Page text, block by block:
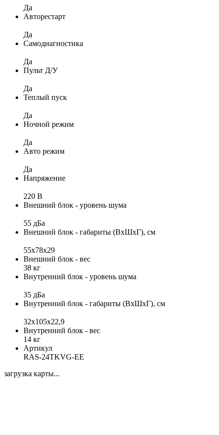
Да
Авторестарт
Да
Самодиагностика
Да
Пульт Д/У
Да
Теплый пуск
Да
Ночной режим
Да
Авто режим
Да
Напряжение
220 В
Внешний блок - уровень шума
55 дБа
Внешний блок - габариты (ВхШхГ), см
55х78х29
Внешний блок - вес
38 кг
Внутренний блок - уровень шума
35 дБа
Внутренний блок - габариты (ВхШхГ), см
32x105x22,9
Внутренний блок - вес
14 кг
Артикул
RAS-24TKVG-EE
загрузка карты...